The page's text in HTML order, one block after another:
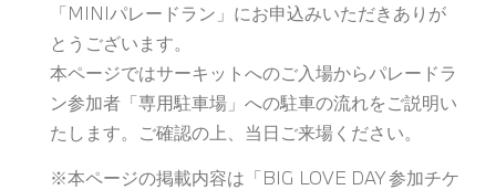
「MINIパレードラン」にお申込みいただきありが
とうございます。
本ページではサーキットへのご入場からパレードラ
ン参加者「専用駐車場」への駐車の流れをご説明い
たします。ご確認の上、当日ご来場ください。
※本ページの掲載内容は「BIG LOVE DAY 参加チケ